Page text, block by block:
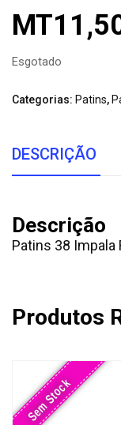
MT
Esgotado
Categorias: Patins,
DESCRIÇÃO
Descrição
Patins 38 Impala
Produtos
Sem Stock